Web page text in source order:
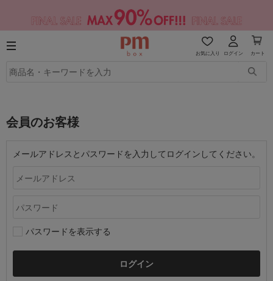
お気に入り ログイン カート
会員のお客様
メールアドレスとパスワードを入力してログインしてください。
パスワードを表示する